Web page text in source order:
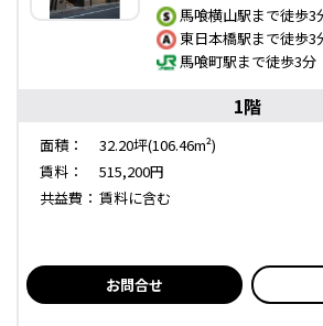
馬喰横山駅まで徒歩3
東日本橋駅まで徒歩3
馬喰町駅まで徒歩3分
1階
面積：
32.20坪(106.46m²)
賃料：
515,200円
共益費： 賃料に含む
お問合せ